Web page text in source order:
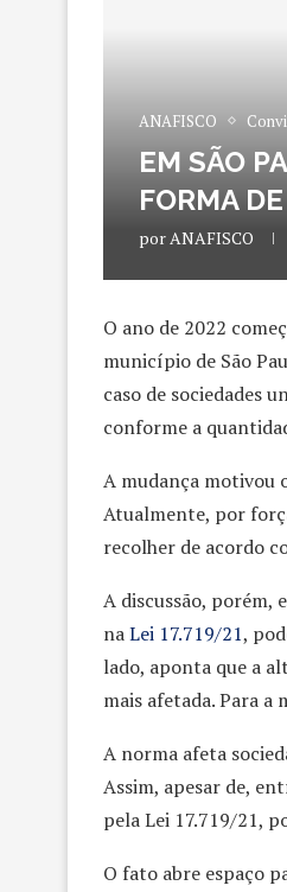
ANAFISCO
EM SÃO
FORMA
porANAFISCO
O ano de 2022
município de São
caso de sociedades
conforme a
A mudança motivou
Atualmente, por
recolher de acordo
A discussão, porém,
naLei 17.719/21,
lado, aponta que a
mais afetada. Para
A norma afeta
Assim, apesar de,
pela Lei 17.719/21,
O fato abre espaço